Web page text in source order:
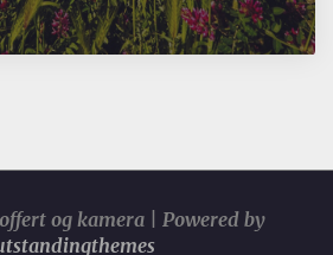
og kamera | Powered by